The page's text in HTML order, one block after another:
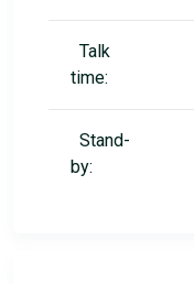
Talk
time:
Stand-
by: